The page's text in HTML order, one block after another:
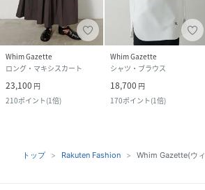
Whim Gazette
ロング・マキシスカート
23,100 円
210ポイント(1倍)
Whim Gazette
シャツ・ブラウス
18,700 円
170ポイント(1倍)
トップ Rakuten Fashion Whim Gazette(ウ